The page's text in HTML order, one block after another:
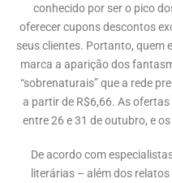
conhecido por ser o pico
oferecer cupons descontos
seus clientes. Portanto, quem
marca a aparição dos
“sobrenaturais” que a rede
a partir de R$6,66. As
entre 26 e 31 de outubro, e
De acordo com
literárias – além dos